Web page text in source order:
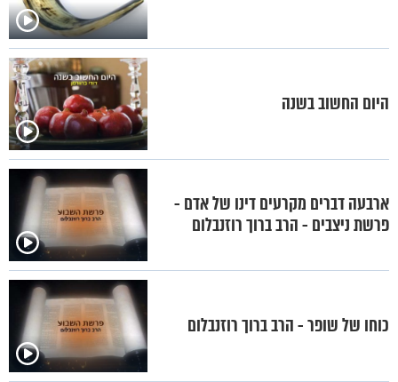
היום החשוב בשנה
ארבעה דברים מקרעים דינו של אדם -
פרשת ניצבים - הרב ברוך רוזנבלום
כוחו של שופר - הרב ברוך רוזנבלום